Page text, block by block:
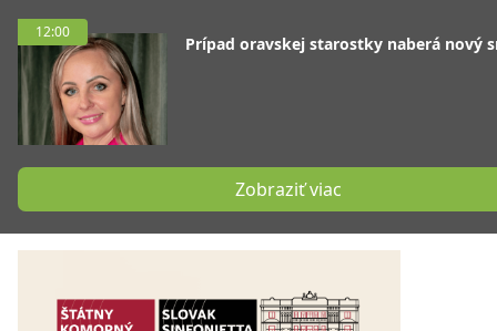
12:00
Prípad oravskej starostky naberá nový
Zobraziť viac